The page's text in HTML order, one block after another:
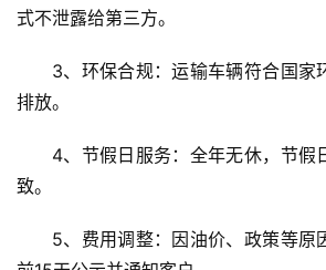
式不泄露给第三方。
3、环保合规：运输车辆符合国家
排放。
4、节假日服务：全年无休，节假
致。
5、费用调整：因油价、政策等原